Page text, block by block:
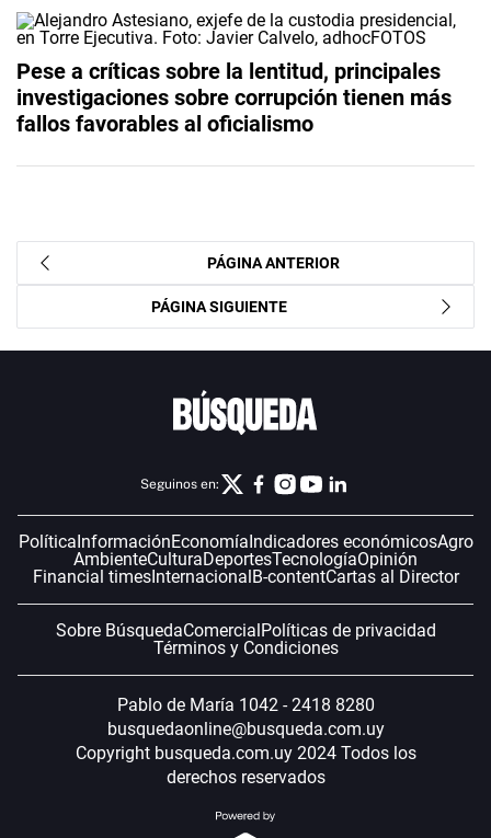
Pese a críticas sobre la lentitud, principales
investigaciones sobre corrupción tienen más
fallos favorables al oficialismo
PÁGINA ANTERIOR
PÁGINA SIGUIENTE
Seguinos en:
Política InformaciónEconomía Indicadores económicosAgro
AmbienteCulturaDeportesTecnologíaOpinión
Financial timesInternacional B-contentCartas al Director
Sobre BúsquedaComercial Políticas de privacidad
Términos y Condiciones
Pablo de María 1042 - 2418 8280
busquedaonline@busqueda.com.uy
Copyright busqueda.com.uy 2024 Todos los
derechos reservados